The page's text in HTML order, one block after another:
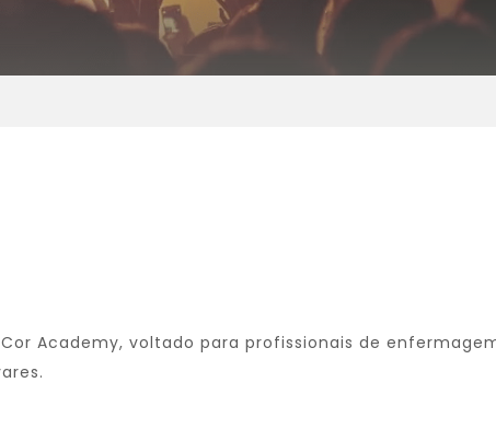
Academy, voltado para profissionais de